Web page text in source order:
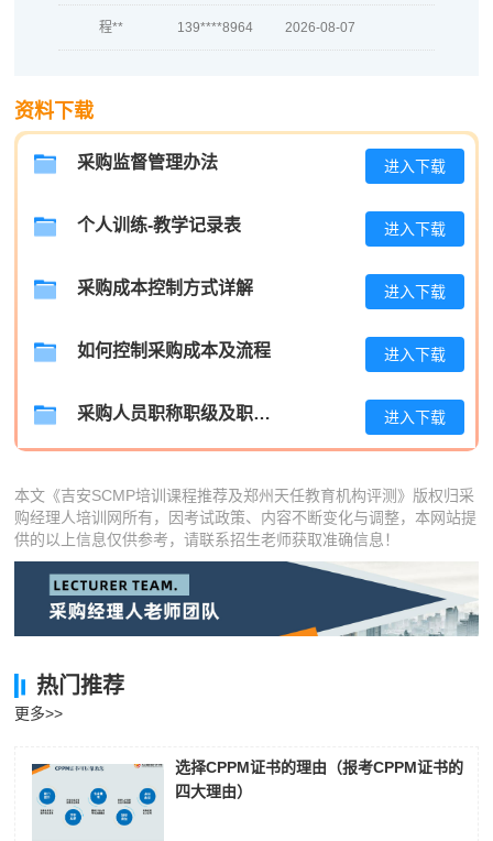
程**
李** 181****3423
陈** 181****2572
资料下载
采购监督管理办法 进入下载
个人训练-教学记录表 进入下载
采购成本控制方式详解 进入下载
如何控制采购成本及流程 进入下载
采购人员职称职级及职位晋升管理制度 进入下载
本文《吉安SCMP培训课程推荐及郑州天任教育机构评测》版权归采
购经理人培训网所有，因考试政策、内容不断变化与调整，本网站提
供的以上信息仅供参考，请联系招生老师获取准确信息！
热门推荐
更多>>
选择CPPM证书的理由（报考CPPM证书的
四大理由）